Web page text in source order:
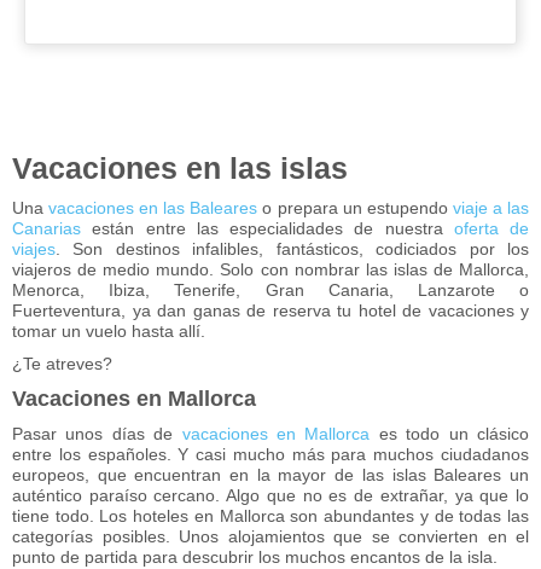
Vacaciones en las islas
Unavacaciones en las Baleares o prepara un estupendo viaje a las
Canarias están entre las especialidades de nuestra oferta de
viajes . Son destinos infalibles, fantásticos, codiciados por los
viajeros de medio mundo. Solo con nombrar las islas de Mallorca,
Menorca, Ibiza, Tenerife, Gran Canaria, Lanzarote o
Fuerteventura, ya dan ganas de reserva tu hotel de vacaciones y
tomar un vuelo hasta allí.
¿Te atreves?
Vacaciones en Mallorca
Pasar unos días de vacaciones en Mallorca es todo un clásico
entre los españoles. Y casi mucho más para muchos ciudadanos
europeos, que encuentran en la mayor de las islas Baleares un
auténtico paraíso cercano. Algo que no es de extrañar, ya que lo
tiene todo. Los hoteles en Mallorca son abundantes y de todas las
categorías posibles. Unos alojamientos que se convierten en el
punto de partida para descubrir los muchos encantos de la isla.